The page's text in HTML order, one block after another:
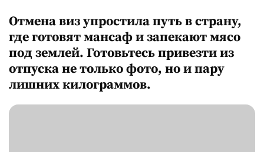
Отмена виз упростила путь в страну,
где готовят мансаф и запекают мясо
под землей. Готовьтесь привезти из
отпуска не только фото, но и пару
лишних килограммов.